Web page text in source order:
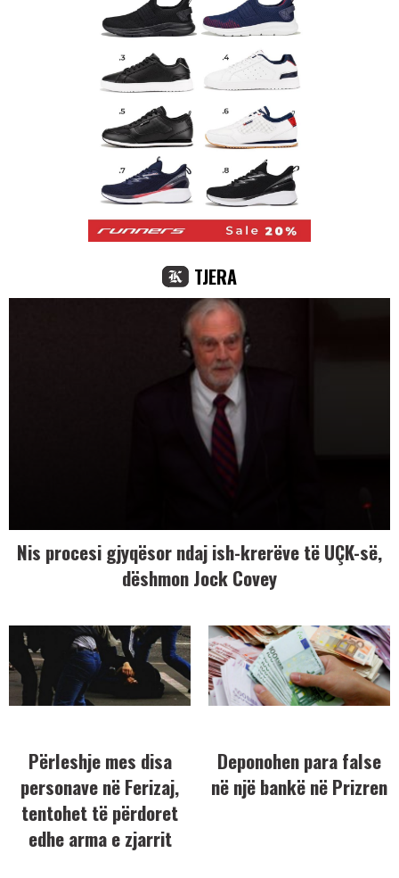
TJERA
Nis procesi gjyqësor ndaj ish-krerëve të UÇK-së,
dëshmon Jock Covey
Përleshje mes disa
personave në Ferizaj,
tentohet të përdoret
edhe arma e zjarrit
Deponohen para false
në një bankë në Prizren